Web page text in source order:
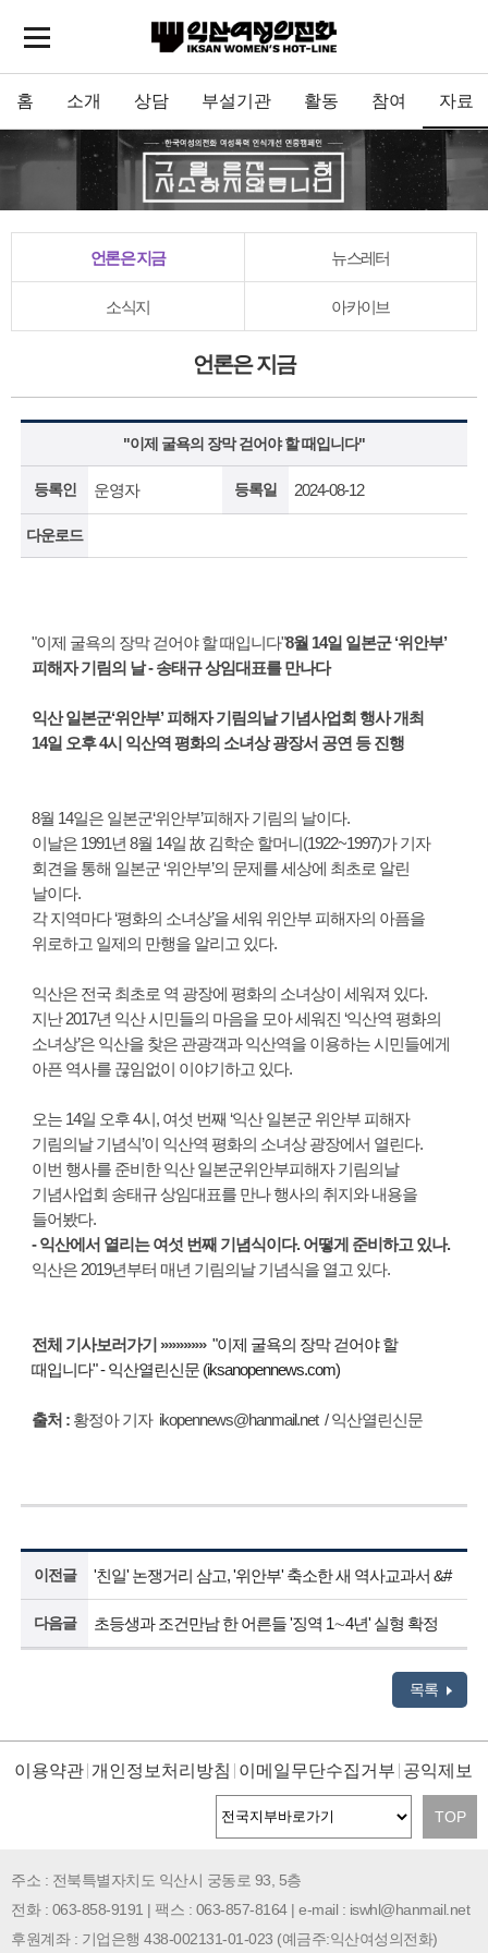
홈 소개 상담 부설기관 활동 참여 자료
언론은 지금 뉴스레터
소식지 아카이브
언론은 지금
"이제 굴욕의 장막 걷어야 할 때입니다"
등록인 운영자 등록일 2024-08-12
다운로드
"이제 굴욕의 장막 걷어야 할 때입니다"8월 14일 일본군 ‘위안부’
피해자 기림의 날 - 송태규 상임대표를 만나다
익산 일본군‘위안부’ 피해자 기림의날 기념사업회 행사 개최
14일 오후 4시 익산역 평화의 소녀상 광장서 공연 등 진행
8월 14일은 일본군‘위안부’피해자 기림의 날이다.
이날은 1991년 8월 14일 故 김학순 할머니(1922~1997)가 기자
회견을 통해 일본군 ‘위안부’의 문제를 세상에 최초로 알린
날이다.
각 지역마다 ‘평화의 소녀상’을 세워 위안부 피해자의 아픔을
위로하고 일제의 만행을 알리고 있다.
익산은 전국 최초로 역 광장에 평화의 소녀상이 세워져 있다.
지난 2017년 익산 시민들의 마음을 모아 세워진 ‘익산역 평화의
소녀상’은 익산을 찾은 관광객과 익산역을 이용하는 시민들에게
아픈 역사를 끊임없이 이야기하고 있다.
오는 14일 오후 4시, 여섯 번째 ‘익산 일본군 위안부 피해자
기림의날 기념식’이 익산역 평화의 소녀상 광장에서 열린다.
이번 행사를 준비한 익산 일본군위안부피해자 기림의날
기념사업회 송태규 상임대표를 만나 행사의 취지와 내용을
들어봤다.
- 익산에서 열리는 여섯 번째 기념식이다. 어떻게 준비하고 있나.
익산은 2019년부터 매년 기림의날 기념식을 열고 있다.
전체 기사보러가기 »»»»»» "이제 굴욕의 장막 걷어야 할
때입니다" - 익산열린신문 (iksanopennews.com)
출처 : 황정아 기자 ikopennews@hanmail.net / 익산열린신문
이전글 '친일' 논쟁거리 삼고, '위안부' 축소한 새 역사교과서 &#
다음글 초등생과 조건만남 한 어른들 '징역 1∼4년' 실형 확정
목록
이용약관 개인정보처리방침 이메일무단수집거부 공익제보
TOP
주소 : 전북특별자치도 익산시 궁동로 93, 5층
전화 : 063-858-9191 | 팩스 : 063-857-8164 | e-mail : iswhl@hanmail.net
후원계좌 : 기업은행 438-002131-01-023 (예금주:익산여성의전화)